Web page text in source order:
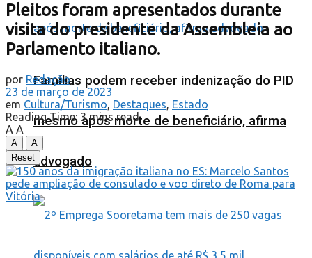
Famílias podem receber indenização do PID
mesmo após morte de beneficiário, afirma
advogado
Pleitos foram apresentados durante
visita do presidente da Assembleia ao
Parlamento italiano.
por Redação
23 de março de 2023
em Cultura/Turismo, Destaques, Estado
Reading Time: 3 mins read
A A
A
A
Reset